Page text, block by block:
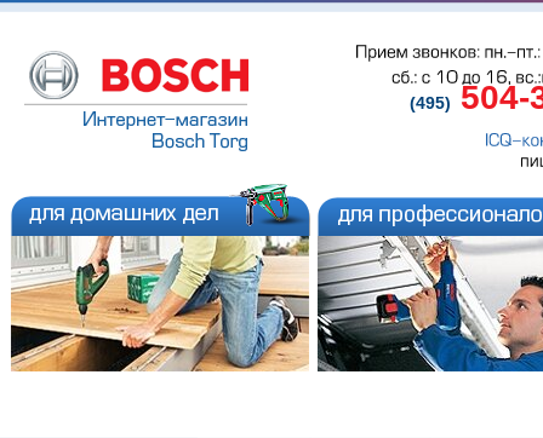
Прием звонков: пн.-
сб.: с 10 до 16,
(495)
504-
ICQ-